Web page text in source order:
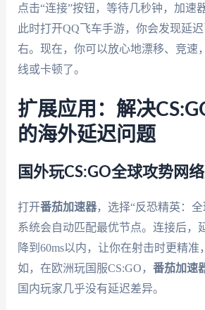
点击“连接”按钮，等待几秒钟，加速
此时打开QQ飞车手游，你会发现延迟
右。现在，你可以放心地漂移、竞速
线或卡顿了。
扩展应用：解决
的海外延迟问题
国外玩CS:GO全球攻势网
打开番茄加速器，选择“反恐精英：全
系统会自动匹配最优节点。连接后，
降到60ms以内，让你在射击时更精准
如，在欧洲玩国服CS:GO， 番茄加速
国内玩家几乎没有延迟差异。